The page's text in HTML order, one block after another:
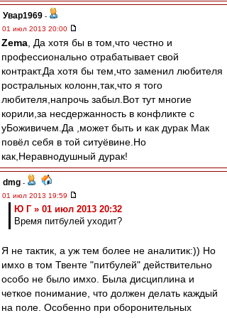
Увар1969 -
01 июл 2013 20:00
Zema , Да хотя бы в том,что честно и
профессионально отрабатывает свой
контракт.Да хотя бы тем,что заменил любителя
ростральных колонн,так,что я того
любителя,напрочь забыл.Вот тут многие
корили,за несдержанность в конфликте с
уБоживичем.Да ,может быть и как дурак Мак
повёл себя в той ситуёвине.Но
как,Неравнодушный дурак!
dmg -
01 июл 2013 19:59
Ю Г » 01 июл 2013 20:32
Время питбулей уходит?
Я не тактик, а уж тем более не аналитик:)) Но
имхо в том Твенте "питбулей" действительно
особо не было имхо. Была дисциплина и
четкое понимание, что должен делать каждый
на поле. Особенно при оборонительных